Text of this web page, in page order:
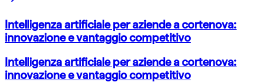
Intelligenza artificiale per aziende a cortenova:
innovazione e vantaggio competitivo
Intelligenza artificiale per aziende a cortenova:
innovazione e vantaggio competitivo